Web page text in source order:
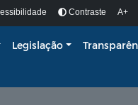
Contraste A+
Legislação